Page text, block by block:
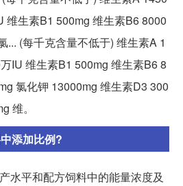
维生素B1 500mg 维生素B6 8000
... (每千克含量不低于) 维生素A 1
IU 维生素B1 500mg 维生素B6 8
氯化钾 13000mg 维生素D3 300
维。
添加比例?
水平和配方饲料中的能量浓度及